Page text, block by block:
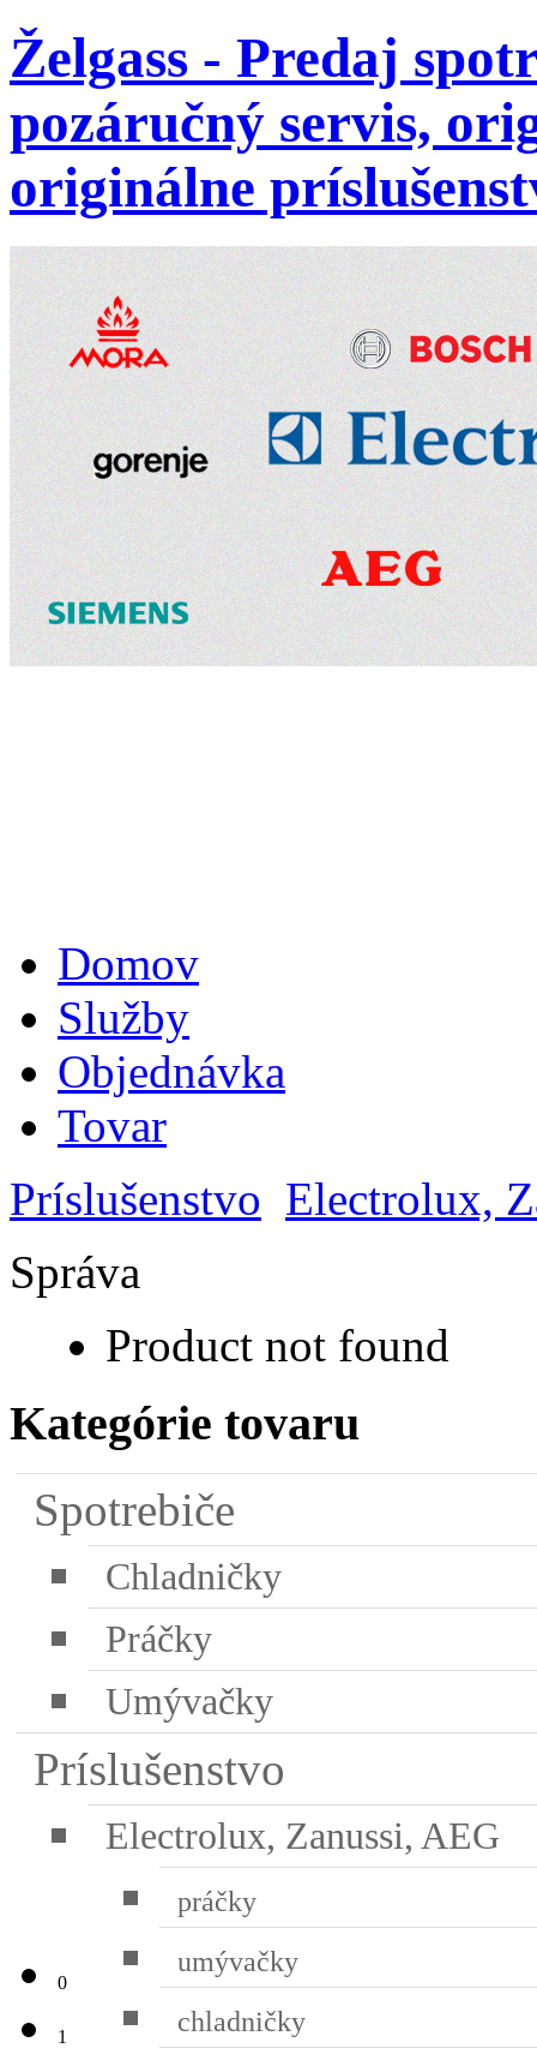
Želgass - Predaj
pozáručný servis,
originálne
0
1
Domov
Služby
Objednávka
Tovar
Príslušenstvo Electrolux,
Správa
Product not found
Kategórie tovaru
Spotrebiče
Chladničky
Práčky
Umývačky
Príslušenstvo
Electrolux, Zanussi, AEG
práčky
umývačky
chladničky